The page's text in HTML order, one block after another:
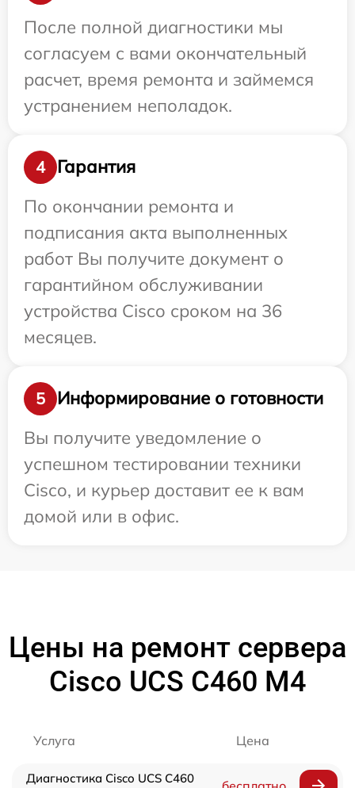
После полной диагностики мы
согласуем с вами окончательный
расчет, время ремонта и займемся
устранением неполадок.
4
Гарантия
По окончании ремонта и
подписания акта выполненных
работ Вы получите документ о
гарантийном обслуживании
устройства Cisco сроком на 36
месяцев.
5
Информирование о готовности
Вы получите уведомление о
успешном тестировании техники
Cisco, и курьер доставит ее к вам
домой или в офис.
Цены на ремонт сервера
Cisco UCS C460 M4
Услуга Цена
Диагностика Cisco UCS C460